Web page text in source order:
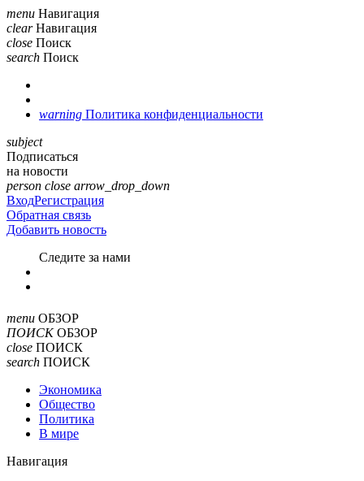
menu Навигация
clear Навигация
close Поиск
search Поиск
warning Политика конфиденциальности
subject
Подписаться
на новости
person close arrow_drop_down
ВходРегистрация
Обратная связь
Добавить новость
Cледите за нами
menu ОБЗОР
ПОИСК ОБЗОР
close ПОИСК
search ПОИСК
Экономика
Общество
Политика
В мире
Навигация